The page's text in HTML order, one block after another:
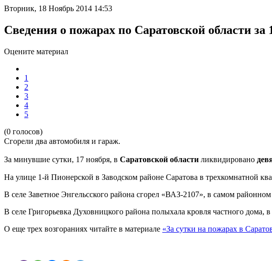
Вторник, 18 Ноябрь 2014 14:53
Сведения о пожарах по Саратовской области за
Оцените материал
1
2
3
4
5
(0 голосов)
Сгорели два автомобиля и гараж.
За минувшие сутки, 17 ноября, в Саратовской области ликвидировано
На улице 1-й Пионерской в Заводском районе Саратова в трехкомнатной
В селе Заветное Энгельсского района сгорел «ВАЗ-2107», в самом
В селе Григорьевка Духовницкого района полыхала кровля частного дома,
О еще трех возгораниях читайте в материале «За сутки на пожарах в